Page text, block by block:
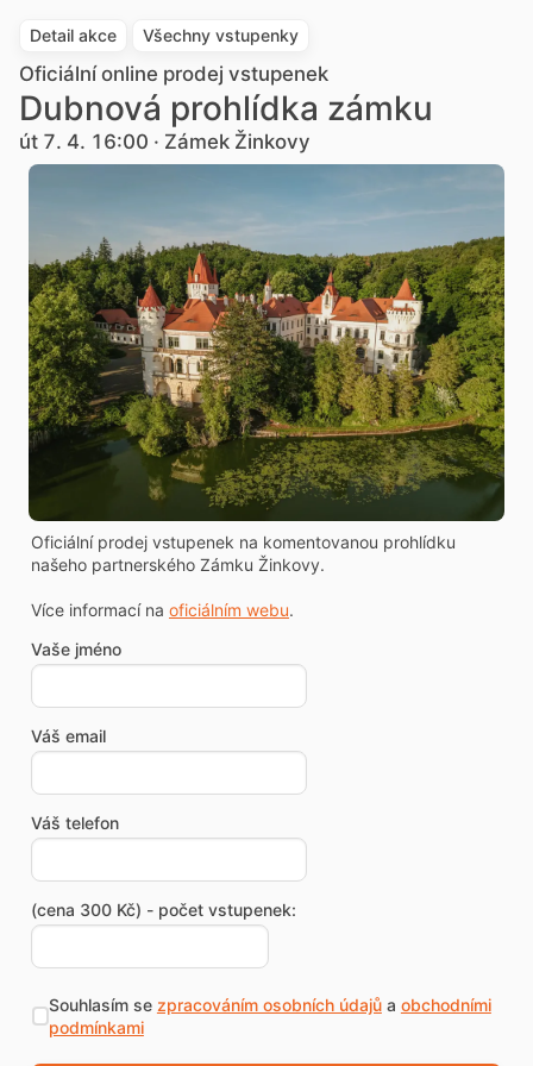
Detail akce Všechny vstupenky
Oficiální online prodej vstupenek
Dubnová prohlídka zámku
út 7. 4. 16:00 · Zámek Žinkovy
Oficiální prodej vstupenek na komentovanou prohlídku
našeho partnerského Zámku Žinkovy.
Více informací na oficiálním webu.
Vaše jméno
Váš email
Váš telefon
(cena 300 Kč) - počet vstupenek:
Souhlasím se zpracováním osobních údajůa obchodními
podmínkami